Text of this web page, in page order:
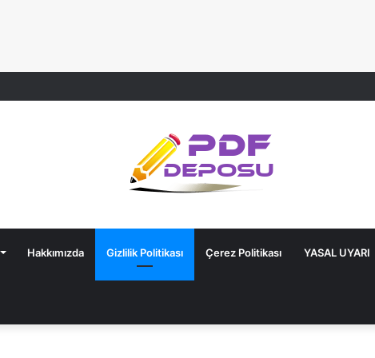
Hakkımızda Gizlilik Politikası Çerez Politikası YASAL UYARI